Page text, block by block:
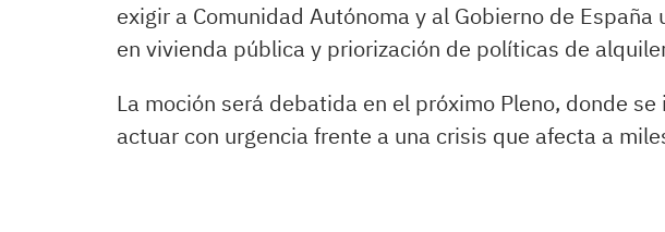
exigir a Comunidad Autónoma y al Gobierno de España
en vivienda pública y priorización de políticas de
La moción será debatida en el próximo Pleno, donde
actuar con urgencia frente a una crisis que afecta a